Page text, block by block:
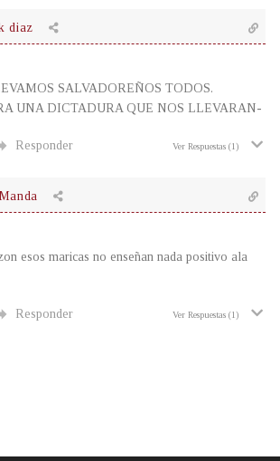
diaz
SALVADOREÑOS TODOS.
UNA DICTADURA QUE NOS LLEVARAN-
Responder Ver Respuestas (1)
esos maricas no enseñan nada positivo ala
Responder Ver Respuestas (1)